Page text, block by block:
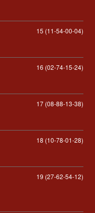
15 (11-54-00-04)
16 (02-74-15-24)
17 (08-88-13-38)
18 (10-78-01-28)
19 (27-62-54-12)